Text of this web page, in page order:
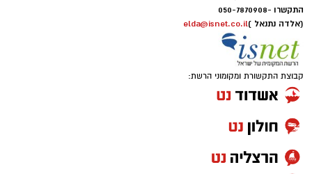
התקשרו -050-7870908
(אלדה נתנאל )elda@isnet.co.il
קבוצת התקשורת ומקומוני הרשת: